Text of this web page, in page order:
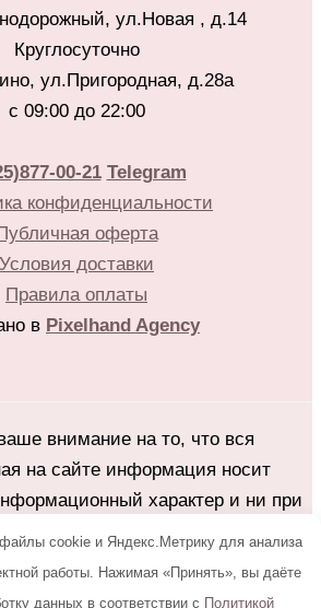
ул.Новая , д.14
Круглосуточно
ул.Пригородная, д.28а
с 09:00 до 22:00
00-21 Telegram
конфиденциальности
оферта
Условия доставки
Правила оплаты
в Pixelhand Agency
внимание на то, что вся
на сайте информация носит
характер и ни при
не является публичной офертой
положениями Статьи 437(2)
кодекса Российской Федерации.
файлы cookie и Яндекс.Метрику для анализа
работы. Нажимая «Принять», вы даёте
данных в соответствии с Политикой